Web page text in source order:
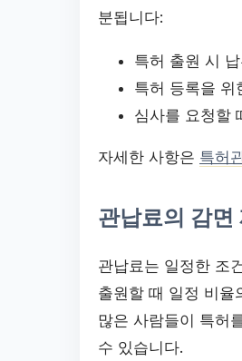
분됩니다:
특허 출원 시
특허 등록을 위
심사를 요청할
자세한 사항은 특허
관납료의 감면
관납료는 일정한 조
출원할 때 일정 비율
많은 사람들이 특허
수 있습니다.